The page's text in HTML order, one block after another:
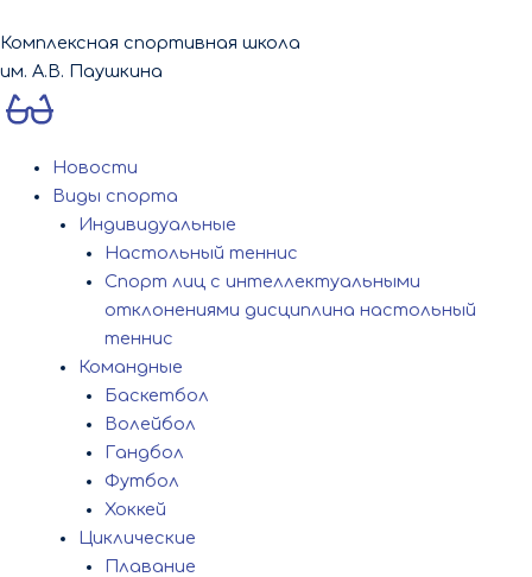
к
содержимому
Комплексная спортивная школа
им. А.В. Паушкина
Новости
Виды спорта
Индивидуальные
Настольный теннис
Спорт лиц с интеллектуальными
отклонениями дисциплина настольный
теннис
Командные
Баскетбол
Волейбол
Гандбол
Футбол
Хоккей
Циклические
Плавание